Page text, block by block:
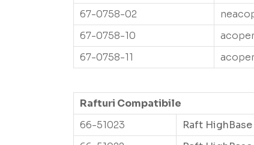
67-0758-02
67-0758-10
67-0758-11
Rafturi Compatibile
66-51023
Raft